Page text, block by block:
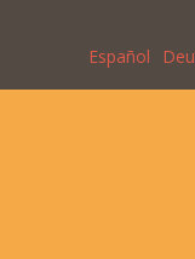
Español